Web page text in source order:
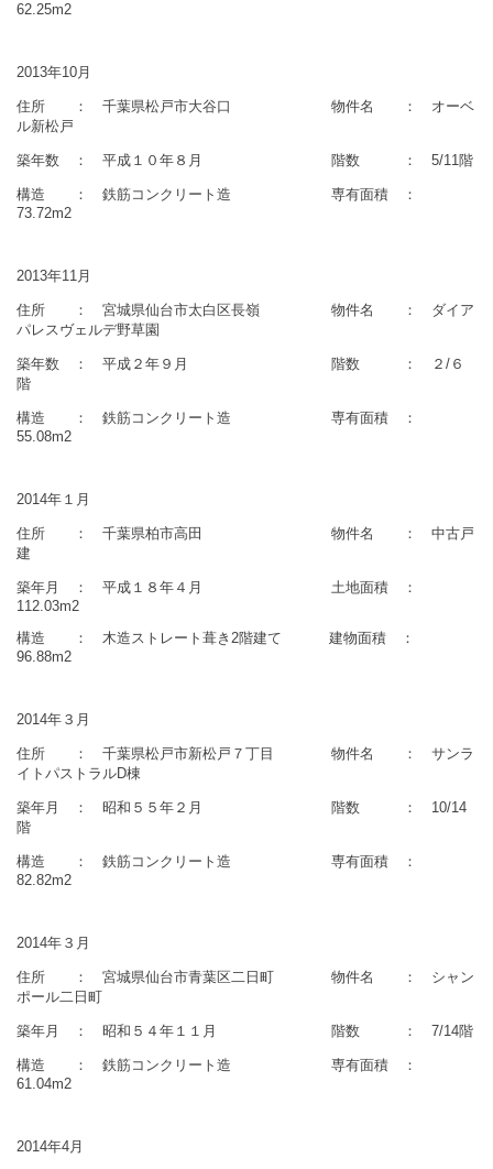
62.25m2
2013年10月
住所 ： 千葉県松戸市大谷口 物件名 ： オーベ
ル新松戸
築年数 ： 平成１０年８月 階数 ： 5/11階
構造 ： 鉄筋コンクリート造 専有面積 ：
73.72m2
2013年11月
住所 ： 宮城県仙台市太白区長嶺 物件名
： ダイア
パレスヴェルデ野草園
築年数 ： 平成２年９月 階数 ： ２/６
階
構造 ： 鉄筋コンクリート造 専有面積 ：
55.08m2
2014年１月
住所 ： 千葉県柏市高田 物件名 ： 中古戸
建
築年月 ： 平成１８年４月 土地面積 ：
112.03m2
構造 ： 木造ストレート葺き2階建て 建物面積 ：
96.88m2
2014年３月
住所 ： 千葉県松戸市新松戸７丁目 物件名 ： サンラ
イトパストラルD棟
築年月 ： 昭和５５年２月 階数 ： 10/14
階
構造 ： 鉄筋コンクリート造 専有面積 ：
82.82m2
2014年３月
住所 ： 宮城県仙台市青葉区二日町 物件名 ： シャン
ポール二日町
築年月 ： 昭和５４年１１月 階数 ： 7/14階
構造 ： 鉄筋コンクリート造 専有面積 ：
61.04m2
2014年4月